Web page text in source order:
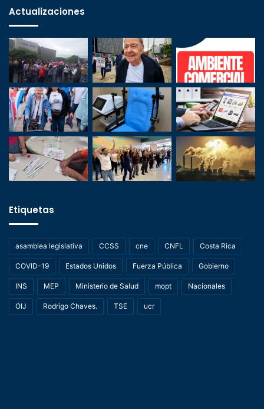
Actualizaciones
Etiquetas
asamblea legislativa CCSS cne CNFL Costa Rica
COVID-19 Estados Unidos Fuerza Pública Gobierno
INS MEP Ministerio de Salud mopt Nacionales
OIJ Rodrigo Chaves. TSE ucr